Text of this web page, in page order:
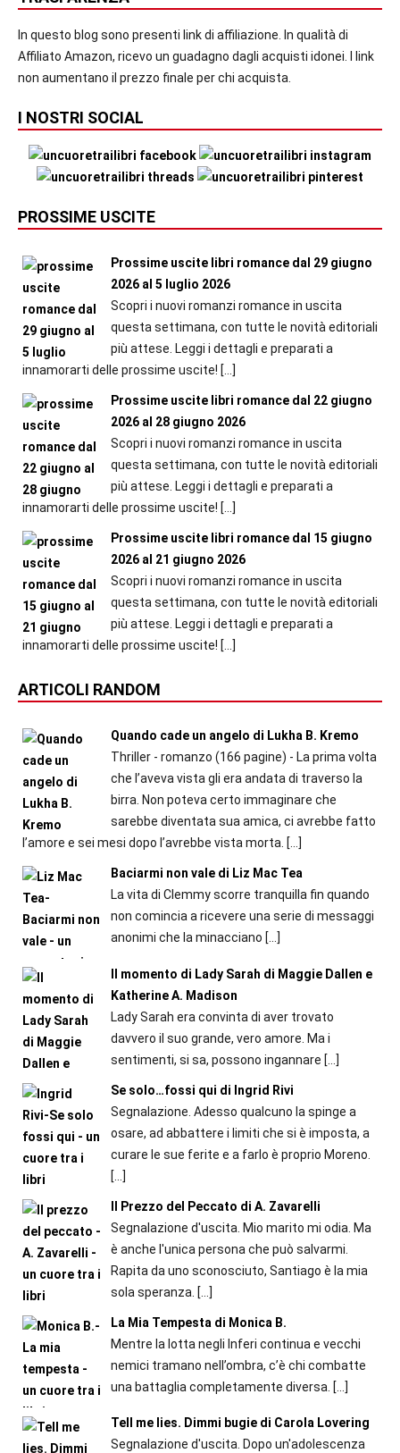
In questo blog sono presenti link di affiliazione. In qualità di
Affiliato Amazon, ricevo un guadagno dagli acquisti idonei. I link
non aumentano il prezzo finale per chi acquista.
I NOSTRI SOCIAL
PROSSIME USCITE
Prossime uscite libri romance dal 29 giugno
2026 al 5 luglio 2026
Scopri i nuovi romanzi romance in uscita
questa settimana, con tutte le novità editoriali
più attese. Leggi i dettagli e preparati a
innamorarti delle prossime uscite! […]
Prossime uscite libri romance dal 22 giugno
2026 al 28 giugno 2026
Scopri i nuovi romanzi romance in uscita
questa settimana, con tutte le novità editoriali
più attese. Leggi i dettagli e preparati a
innamorarti delle prossime uscite! […]
Prossime uscite libri romance dal 15 giugno
2026 al 21 giugno 2026
Scopri i nuovi romanzi romance in uscita
questa settimana, con tutte le novità editoriali
più attese. Leggi i dettagli e preparati a
innamorarti delle prossime uscite! […]
ARTICOLI RANDOM
Quando cade un angelo di Lukha B. Kremo
Thriller - romanzo (166 pagine) - La prima volta
che l’aveva vista gli era andata di traverso la
birra. Non poteva certo immaginare che
sarebbe diventata sua amica, ci avrebbe fatto
l’amore e sei mesi dopo l’avrebbe vista morta. […]
Baciarmi non vale di Liz Mac Tea
La vita di Clemmy scorre tranquilla fin quando
non comincia a ricevere una serie di messaggi
anonimi che la minacciano […]
Il momento di Lady Sarah di Maggie Dallen e
Katherine A. Madison
Lady Sarah era convinta di aver trovato
davvero il suo grande, vero amore. Ma i
sentimenti, si sa, possono ingannare […]
Se solo…fossi qui di Ingrid Rivi
Segnalazione. Adesso qualcuno la spinge a
osare, ad abbattere i limiti che si è imposta, a
curare le sue ferite e a farlo è proprio Moreno.
[…]
Il Prezzo del Peccato di A. Zavarelli
Segnalazione d'uscita. Mio marito mi odia. Ma
è anche l'unica persona che può salvarmi.
Rapita da uno sconosciuto, Santiago è la mia
sola speranza. […]
La Mia Tempesta di Monica B.
Mentre la lotta negli Inferi continua e vecchi
nemici tramano nell’ombra, c’è chi combatte
una battaglia completamente diversa. […]
Tell me lies. Dimmi bugie di Carola Lovering
Segnalazione d'uscita. Dopo un'adolescenza